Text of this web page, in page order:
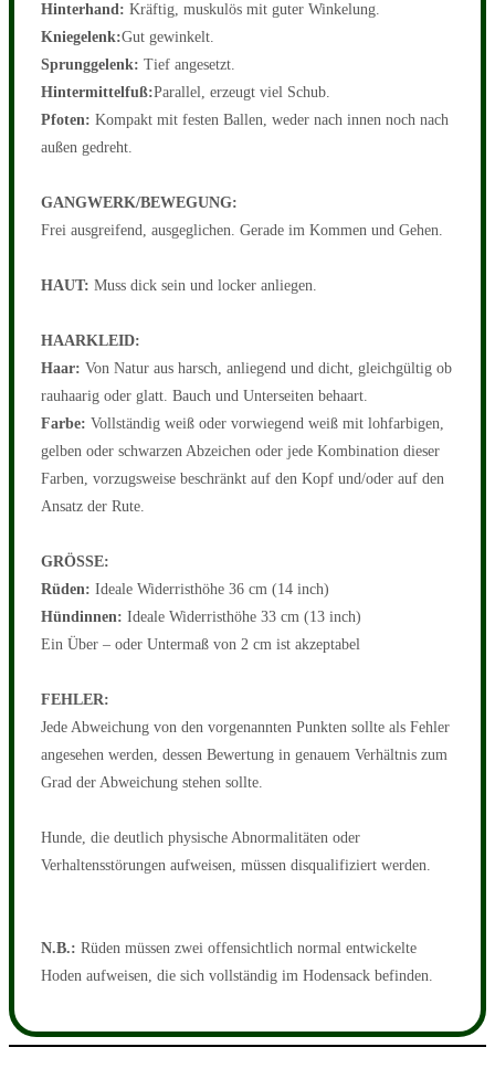
Hinterhand: Kräftig, muskulös mit guter Winkelung.
Kniegelenk:Gut gewinkelt.
Sprunggelenk: Tief angesetzt.
Hintermittelfuß:Parallel, erzeugt viel Schub.
Pfoten: Kompakt mit festen Ballen, weder nach innen noch nach
außen gedreht.
GANGWERK/BEWEGUNG:
Frei ausgreifend, ausgeglichen. Gerade im Kommen und Gehen.
HAUT: Muss dick sein und locker anliegen.
HAARKLEID:
Haar: Von Natur aus harsch, anliegend und dicht, gleichgültig ob
rauhaarig oder glatt. Bauch und Unterseiten behaart.
Farbe: Vollständig weiß oder vorwiegend weiß mit lohfarbigen,
gelben oder schwarzen Abzeichen oder jede Kombination dieser
Farben, vorzugsweise beschränkt auf den Kopf und/oder auf den
Ansatz der Rute.
GRÖSSE:
Rüden: Ideale Widerristhöhe 36 cm (14 inch)
Hündinnen: Ideale Widerristhöhe 33 cm (13 inch)
Ein Über – oder Untermaß von 2 cm ist akzeptabel
FEHLER:
Jede Abweichung von den vorgenannten Punkten sollte als Fehler
angesehen werden, dessen Bewertung in genauem Verhältnis zum
Grad der Abweichung stehen sollte.
Hunde, die deutlich physische Abnormalitäten oder
Verhaltensstörungen aufweisen, müssen disqualifiziert werden.
N.B.: Rüden müssen zwei offensichtlich normal entwickelte
Hoden aufweisen, die sich vollständig im Hodensack befinden.